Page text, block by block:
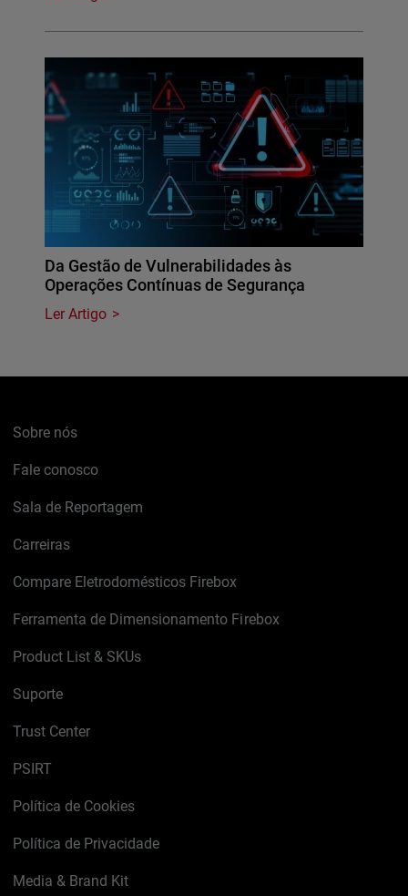
Da Gestão de Vulnerabilidades às
Operações Contínuas de Segurança
Ler Artigo
Sobre nós
Fale conosco
Sala de Reportagem
Carreiras
Compare Eletrodomésticos Firebox
Ferramenta de Dimensionamento Firebox
Product List & SKUs
Suporte
Trust Center
PSIRT
Política de Cookies
Política de Privacidade
Media & Brand Kit